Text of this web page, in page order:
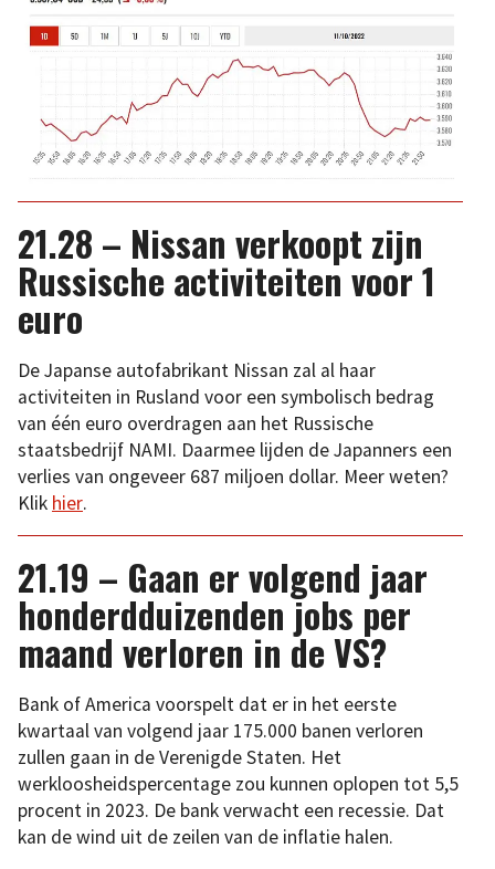
21.28 – Nissan verkoopt zijn
Russische activiteiten voor 1
euro
De Japanse autofabrikant Nissan zal al haar
activiteiten in Rusland voor een symbolisch bedrag
van één euro overdragen aan het Russische
staatsbedrijf NAMI. Daarmee lijden de Japanners een
verlies van ongeveer 687 miljoen dollar. Meer weten?
Klik hier.
21.19 – Gaan er volgend jaar
honderdduizenden jobs per
maand verloren in de VS?
Bank of America voorspelt dat er in het eerste
kwartaal van volgend jaar 175.000 banen verloren
zullen gaan in de Verenigde Staten. Het
werkloosheidspercentage zou kunnen oplopen tot 5,5
procent in 2023. De bank verwacht een recessie. Dat
kan de wind uit de zeilen van de inflatie halen.